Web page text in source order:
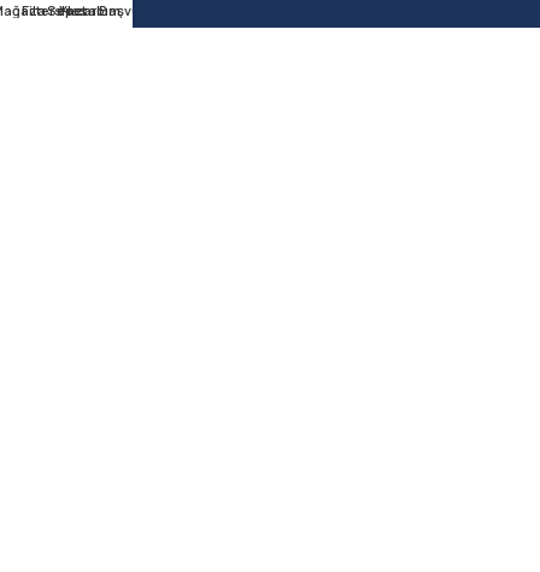
İletişim
FiltersSepet
Hesabım
Yazar Başvurusu